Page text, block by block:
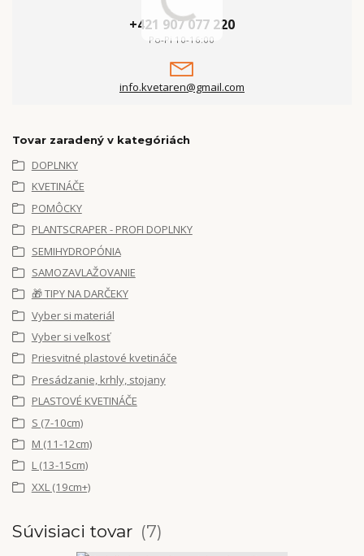
+421 907 077 220
Po-Pi 10-16:00
info.kvetaren@gmail.com
Tovar zaradený v kategóriách
DOPLNKY
KVETINÁČE
POMÔCKY
PLANTSCRAPER - PROFI DOPLNKY
SEMIHYDROPÓNIA
SAMOZAVLAŽOVANIE
🎁 TIPY NA DARČEKY
Vyber si materiál
Vyber si veľkosť
Priesvitné plastové kvetináče
Presádzanie, krhly, stojany
PLASTOVÉ KVETINÁČE
S (7-10cm)
M (11-12cm)
L (13-15cm)
XXL (19cm+)
Súvisiaci tovar 7